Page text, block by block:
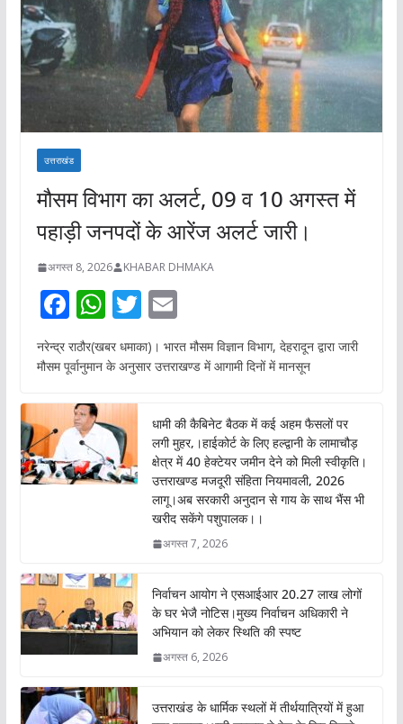
उत्तराखंड
मौसम विभाग का अलर्ट, 09 व 10 अगस्त में
पहाड़ी जनपदों के आरेंज अलर्ट जारी।
अगस्त 8, 2026 KHABAR DHMAKA
F
ac
e
o
o
k
W
h
at
A
p
p
T
w
itt
E
m
ai
नरेन्द्र राठौर(खबर धमाका)। भारत मौसम विज्ञान विभाग, देहरादून द्वारा जारी
मौसम पूर्वानुमान के अनुसार उत्तराखण्ड में आगामी दिनों में मानसून
धामी की कैबिनेट बैठक में कई अहम फैसलों पर
लगी मुहर,।हाईकोर्ट के लिए हल्द्वानी के लामाचौड़
क्षेत्र में 40 हेक्टेयर जमीन देने को मिली स्वीकृति।
उत्तराखण्ड मजदूरी संहिता नियमावली, 2026
लागू।अब सरकारी अनुदान से गाय के साथ भैंस भी
खरीद सकेंगे पशुपालक।।
अगस्त 7, 2026
निर्वाचन आयोग ने एसआईआर 20.27 लाख लोगों
के घर भेजै नोटिस।मुख्य निर्वाचन अधिकारी ने
अभियान को लेकर स्थिति की स्पष्ट
अगस्त 6, 2026
उत्तराखंड के धार्मिक स्थलों में तीर्थयात्रियों में हुआ